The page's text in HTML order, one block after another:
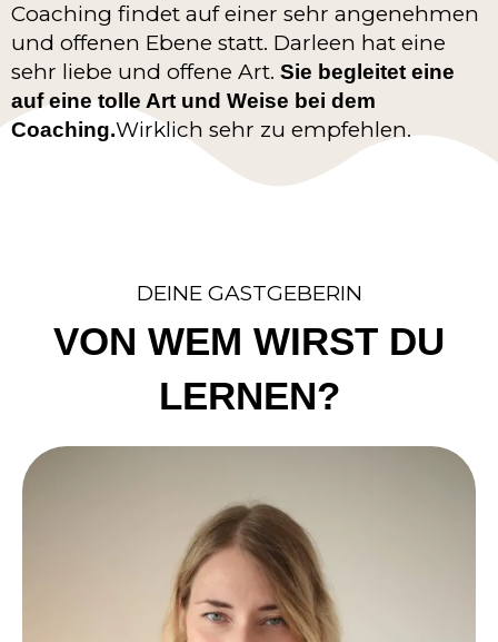
Coaching findet auf einer sehr angenehmen
und offenen Ebene statt. Darleen hat eine
sehr liebe und offene Art. Sie begleitet eine
auf eine tolle Art und Weise bei dem
Coaching.Wirklich sehr zu empfehlen.
DEINE GASTGEBERIN
VON WEM WIRST DU
LERNEN?